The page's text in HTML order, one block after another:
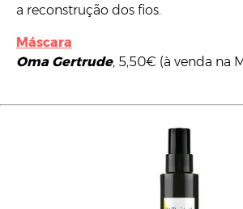
a reconstrução dos fios.
Máscara
Oma Gertrude, 5,50€ (à venda na